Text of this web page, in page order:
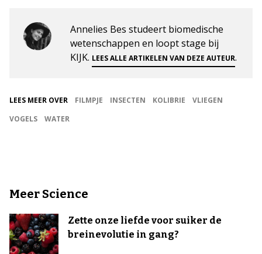
Annelies Bes studeert biomedische
wetenschappen en loopt stage bij
KIJK. LEES ALLE ARTIKELEN VAN DEZE AUTEUR.
LEES MEER OVER FILMPJE INSECTEN KOLIBRIE
VLIEGEN
VOGELS
WATER
Meer Science
Zette onze liefde voor suiker de
breinevolutie in gang?